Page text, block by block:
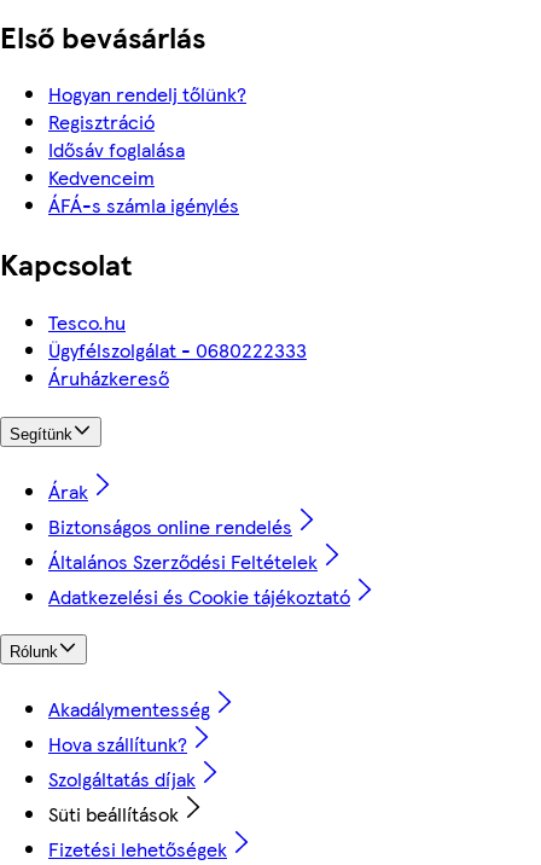
Első bevásárlás
Hogyan rendelj tőlünk?
Regisztráció
Idősáv foglalása
Kedvenceim
ÁFÁ-s számla igénylés
Kapcsolat
Tesco.hu
Ügyfélszolgálat - 0680222333
Áruházkereső
Segítünk
Árak
Biztonságos online rendelés
Általános Szerződési Feltételek
Adatkezelési és Cookie tájékoztató
Rólunk
Akadálymentesség
Hova szállítunk?
Szolgáltatás díjak
Süti beállítások
Fizetési lehetőségek